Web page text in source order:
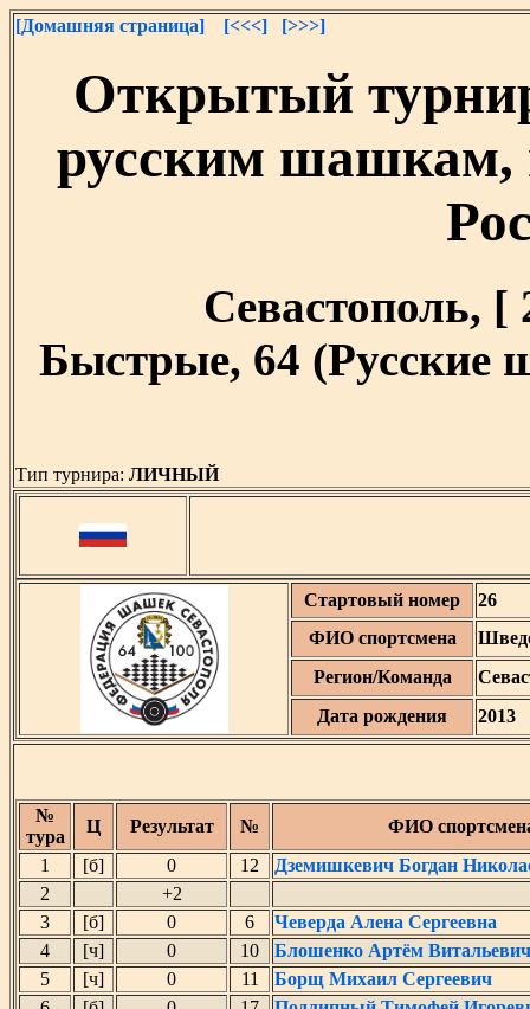
[Домашняя страница] [<<<] [>>>]
Открытый
русским
Севастополь, [
Быстрые, 64 (Русские
Тип турнира: ЛИЧНЫЙ
Стартовый номер
26
ФИО спортсмена
Регион/Команда
Дата рождения
2013
№
тура
Ц Результат №
ФИО
1
[б] 0 12
Дземишкевич Богдан
2
+2
3
[б] 0 6
Чеверда Алена Сергеевна
4
[ч] 0 10
Блошенко Артём Витальевич
5
[ч] 0 11
Борщ Михаил Сергеевич